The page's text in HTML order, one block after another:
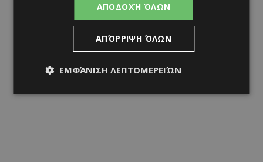
ΑΠΟΔΟΧΉ ΌΛΩΝ
ΑΠΌΡΡΙΨΗ ΌΛΩΝ
ΕΜΦΆΝΙΣΗ ΛΕΠΤΟΜΕΡΕΙΏΝ